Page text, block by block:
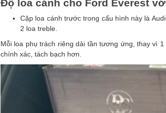
Độ loa cánh cho Ford Everest
Cặp loa cánh trước trong cấu hình này là
2 loa treble.
Mỗi loa phụ trách riêng dải tần tương ứng, thay vì
chính xác, tách bạch hơn.